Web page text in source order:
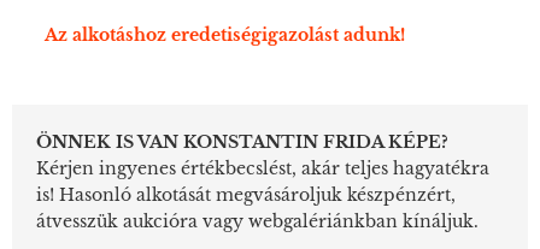
Az alkotáshoz eredetiségigazolást adunk!
ÖNNEK IS VAN KONSTANTIN FRIDA KÉPE?
Kérjen ingyenes értékbecslést, akár teljes hagyatékra
is! Hasonló alkotását megvásároljuk készpénzért,
átvesszük aukcióra vagy webgalériánkban kínáljuk.